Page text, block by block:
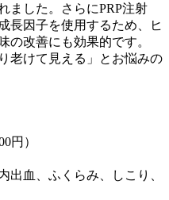
ました。さらにPRP注射
長因子を使用するため、ヒ
の改善にも効果的です。
老けて見える」とお悩みの
円）
出血、ふくらみ、しこり、